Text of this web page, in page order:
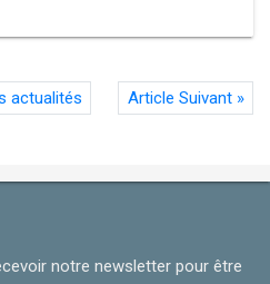
actualités Article Suivant »
notre newsletter pour être